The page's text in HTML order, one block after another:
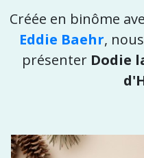
Créée en binôme
Eddie Baehr,
présenter Dodie